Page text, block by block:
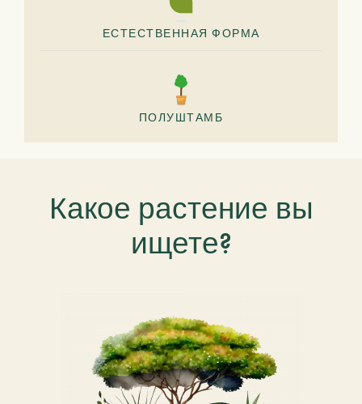
ЕСТЕСТВЕННАЯ ФОРМА
ПОЛУШТАМБ
Какое растение вы
ищете?